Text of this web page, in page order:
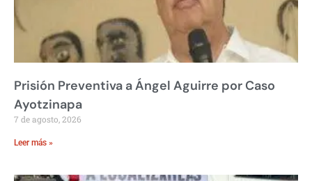
Prisión Preventiva a Ángel Aguirre por Caso
Ayotzinapa
7 de agosto, 2026
Leer más »